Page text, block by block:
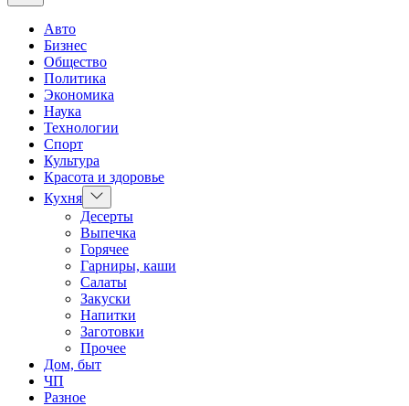
Авто
Бизнес
Общество
Политика
Экономика
Наука
Технологии
Спорт
Культура
Красота и здоровье
Кухня Показать
подменю
Десерты
Выпечка
Горячее
Гарниры, каши
Салаты
Закуски
Напитки
Заготовки
Прочее
Дом, быт
ЧП
Разное